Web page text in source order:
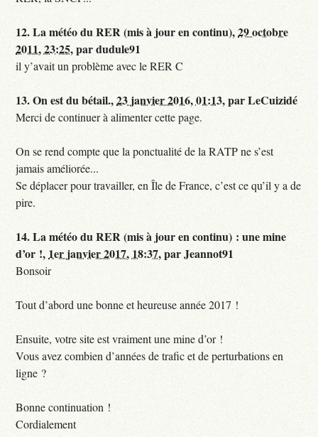
12.La météo du RER (mis à jour en continu),29 octobre
2011, 23:25,pardudule91
il y’avait un problème avec le RER C
13.On est du bétail.,23 janvier 2016, 01:13,parLeCuizidé
Merci de continuer à alimenter cette page.
On se rend compte que la ponctualité de la RATP ne s’est
jamais améliorée...
Se déplacer pour travailler, en Île de France, c’est ce qu’il y a de
pire.
14.La météo du RER (mis à jour en continu) : une mine
d’or !, 1er janvier 2017, 18:37,parJeannot91
Bonsoir
Tout d’abord une bonne et heureuse année 2017 !
Ensuite, votre site est vraiment une mine d’or !
Vous avez combien d’années de trafic et de perturbations en
ligne ?
Bonne continuation !
Cordialement